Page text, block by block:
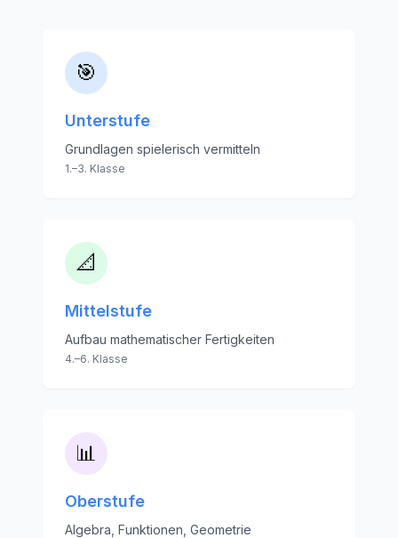
🎯
Unterstufe
Grundlagen spielerisch vermitteln
1.–3. Klasse
📐
Mittelstufe
Aufbau mathematischer Fertigkeiten
4.–6. Klasse
📊
Oberstufe
Algebra, Funktionen, Geometrie